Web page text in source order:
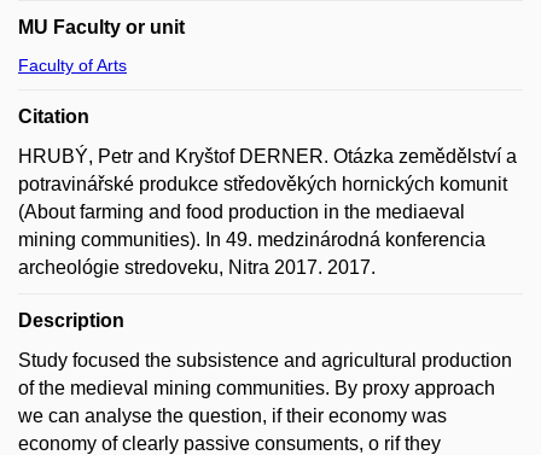
MU Faculty or unit
Faculty of Arts
Citation
HRUBÝ, Petr and Kryštof DERNER. Otázka zemědělství a
potravinářské produkce středověkých hornických komunit
(About farming and food production in the mediaeval
mining communities). In 49. medzinárodná konferencia
archeológie stredoveku, Nitra 2017. 2017.
Description
Study focused the subsistence and agricultural production
of the medieval mining communities. By proxy approach
we can analyse the question, if their economy was
economy of clearly passive consuments, o rif they